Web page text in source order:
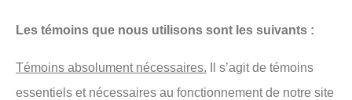
Les témoins que nous utilisons sont les suivants :
Témoins absolument nécessaires. Il s’agit de témoins
essentiels et nécessaires au fonctionnement de notre site